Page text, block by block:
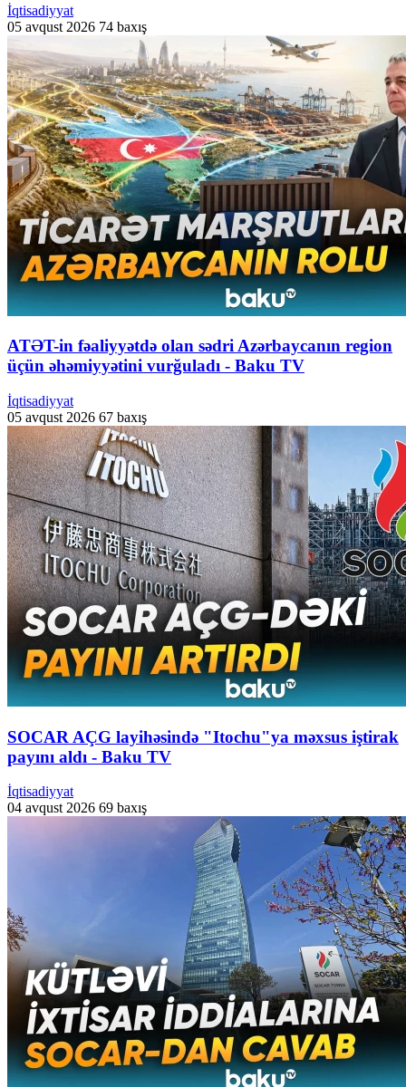
İqtisadiyyat
05 avqust 2026 74 baxış
ATƏT-in fəaliyyətdə olan sədri Azərbaycanın region
üçün əhəmiyyətini vurğuladı - Baku TV
İqtisadiyyat
05 avqust 2026 67 baxış
SOCAR AÇG layihəsində "Itochu"ya məxsus iştirak
payını aldı - Baku TV
İqtisadiyyat
04 avqust 2026 69 baxış